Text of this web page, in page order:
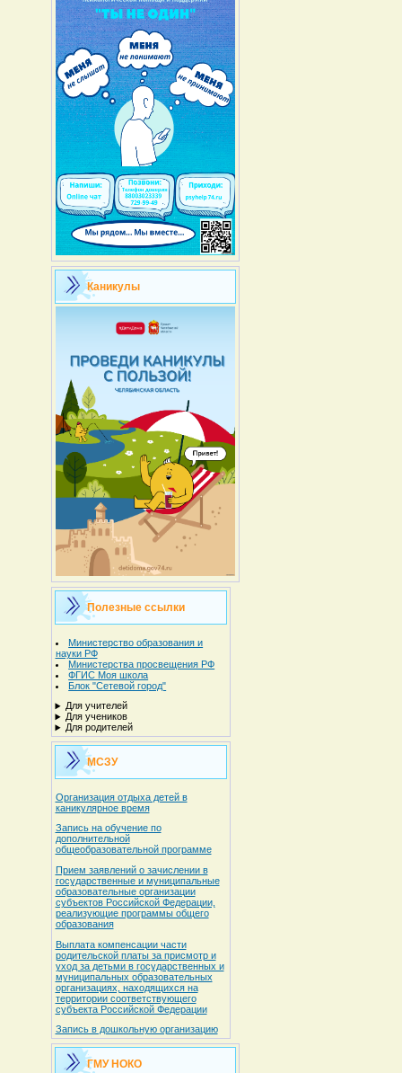
Каникулы
Полезные ссылки
Министерство образования и
науки РФ
Министерства просвещения РФ
ФГИС Моя школа
Блок "Сетевой город"
Для учителей
Для учеников
Для родителей
МСЗУ
Организация отдыха детей в
каникулярное время
Запись на обучение по
дополнительной
общеобразовательной программе
Прием заявлений о зачислении в
государственные и муниципальные
образовательные организации
субъектов Российской Федерации,
реализующие программы общего
образования
Выплата компенсации части
родительской платы за присмотр и
уход за детьми в государственных и
муниципальных образовательных
организациях, находящихся на
территории соответствующего
субъекта Российской Федерации
Запись в дошкольную организацию
ГМУ НОКО